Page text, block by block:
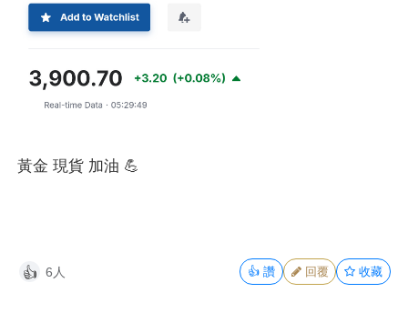
黃金 現貨 加油 💪
👍 6人 👍 讚 回覆 收藏